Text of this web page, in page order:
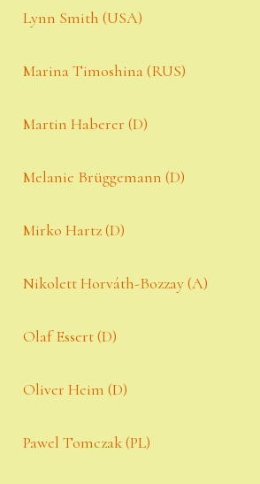
Lynn Smith (USA)
Marina Timoshina (RUS)
Martin Haberer (D)
Melanie Brüggemann (D)
Mirko Hartz (D)
Nikolett Horváth-Bozzay (A)
Olaf Essert (D)
Oliver Heim (D)
Pawel Tomczak (PL)